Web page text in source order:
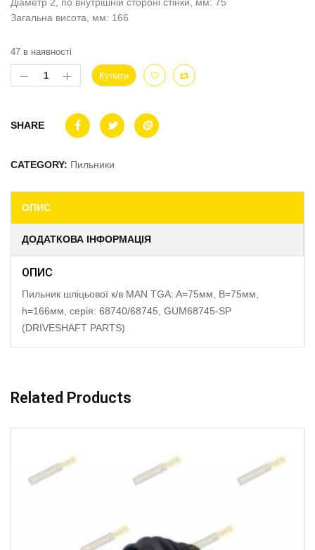
Загальна висота, мм: 166
47 в наявності
Купити
SHARE
CATEGORY: Пильники
ОПИС
ДОДАТКОВА ІНФОРМАЦІЯ
ОПИС
Пильник шліцьової к/в MAN TGA: A=75мм, B=75мм,
h=166мм, серія: 68740/68745, GUM68745-SP
(DRIVESHAFT PARTS)
Related Products